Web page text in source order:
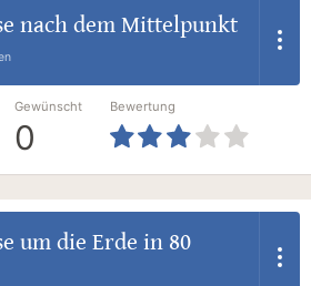
nach dem Mittelpunkt
Gewünscht
0
Bewertung
um die Erde in 80